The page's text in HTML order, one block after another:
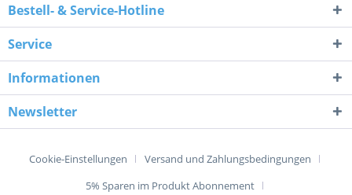
Bestell- & Service-Hotline
Service
Informationen
Newsletter
Cookie-Einstellungen
Versand und Zahlungsbedingungen
5% Sparen im Produkt Abonnement